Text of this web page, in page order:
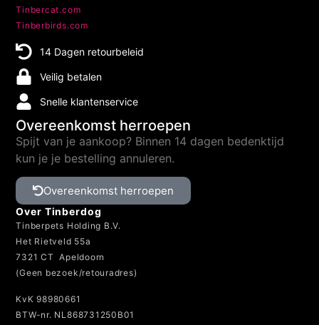
Tinbercat.com
Tinberbirds.com
14 Dagen retourbeleid
Veilig betalen
Snelle klantenservice
Overeenkomst herroepen
Spijt van je aankoop? Binnen 14 dagen bedenktijd
kun je je bestelling annuleren.
Overeenkomst herroepen
Over Tinberdog
Tinberpets Holding B.V.
Het Rietveld 55a
7321 CT Apeldoorn
(Geen bezoek/retouradres)
KvK 98980661
BTW-nr. NL868731250B01